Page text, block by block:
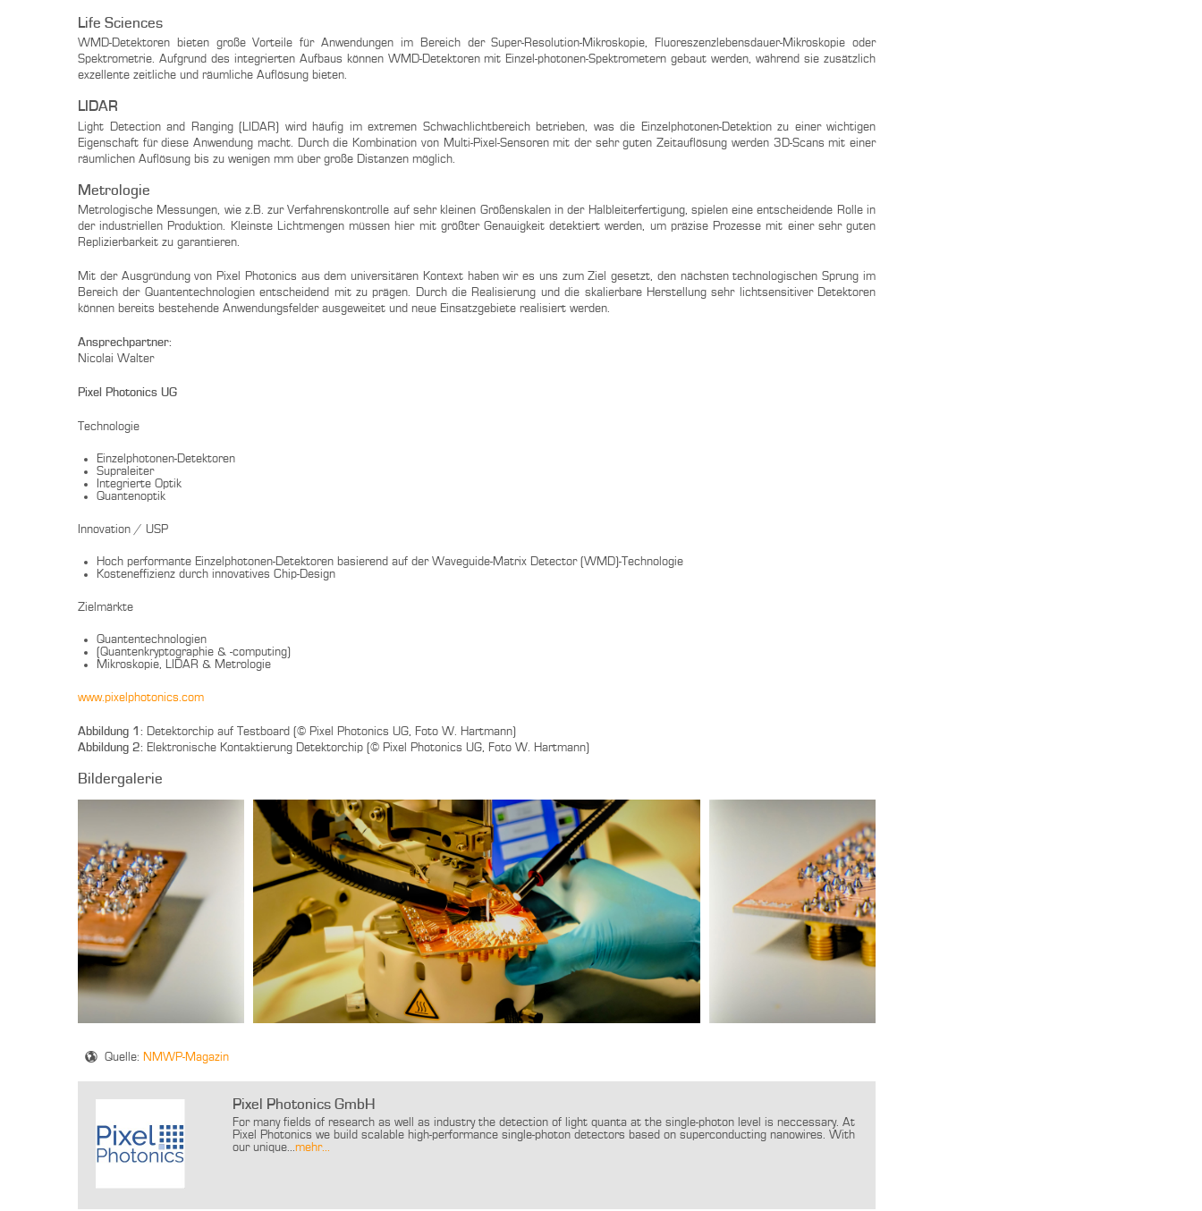
Life Sciences
WMD-Detektoren bieten große Vorteile für Anwendungen im Bereich der Super-Resolution-Mikroskopie, Fluoreszenzlebensdauer-Mikroskopie oder
Spektrometrie. Aufgrund des integrierten Aufbaus können WMD-Detektoren mit Einzel-photonen-Spektrometern gebaut werden, während sie zusätzlich
exzellente zeitliche und räumliche Auflösung bieten.
LIDAR
Light Detection and Ranging (LIDAR) wird häufig im extremen Schwachlichtbereich betrieben, was die Einzelphotonen-Detektion zu einer wichtigen
Eigenschaft für diese Anwendung macht. Durch die Kombination von Multi-Pixel-Sensoren mit der sehr guten Zeitauflösung werden 3D-Scans mit einer
räumlichen Auflösung bis zu wenigen mm über große Distanzen möglich.
Metrologie
Metrologische Messungen, wie z.B. zur Verfahrenskontrolle auf sehr kleinen Größenskalen in der Halbleiterfertigung, spielen eine entscheidende Rolle in
der industriellen Produktion. Kleinste Lichtmengen müssen hier mit größter Genauigkeit detektiert werden, um präzise Prozesse mit einer sehr guten
Replizierbarkeit zu garantieren.
Mit der Ausgründung von Pixel Photonics aus dem universitären Kontext haben wir es uns zum Ziel gesetzt, den nächsten technologischen Sprung im
Bereich der Quantentechnologien entscheidend mit zu prägen. Durch die Realisierung und die skalierbare Herstellung sehr lichtsensitiver Detektoren
können bereits bestehende Anwendungsfelder ausgeweitet und neue Einsatzgebiete realisiert werden.
Ansprechpartner:
Nicolai Walter
Pixel Photonics UG
Technologie
Einzelphotonen-Detektoren
Supraleiter
Integrierte Optik
Quantenoptik
Innovation / USP
Hoch performante Einzelphotonen-Detektoren basierend auf der Waveguide-Matrix Detector (WMD)-Technologie
Kosteneffizienz durch innovatives Chip-Design
Zielmärkte
Quantentechnologien
(Quantenkryptographie & -computing)
Mikroskopie, LIDAR & Metrologie
www.pixelphotonics.com
Abbildung 1: Detektorchip auf Testboard (© Pixel Photonics UG, Foto W. Hartmann)
Abbildung 2: Elektronische Kontaktierung Detektorchip (© Pixel Photonics UG, Foto W. Hartmann)
Bildergalerie
Quelle: NMWP-Magazin
Pixel Photonics GmbH
For many fields of research as well as industry the detection of light quanta at the single-photon level is neccessary. At
Pixel Photonics we build scalable high-performance single-photon detectors based on superconducting nanowires. With
our unique...mehr...